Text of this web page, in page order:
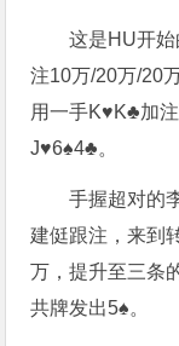
这是HU开
注10万/20万/20
用一手K♥K♣加
J♥6♠4♣。
手握超对的
建侹跟注，来到
万，提升至三条
共牌发出5♠。